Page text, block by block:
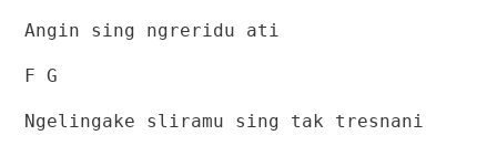
Angin sing ngreridu ati
F G
Ngelingake sliramu sing tak tresnani